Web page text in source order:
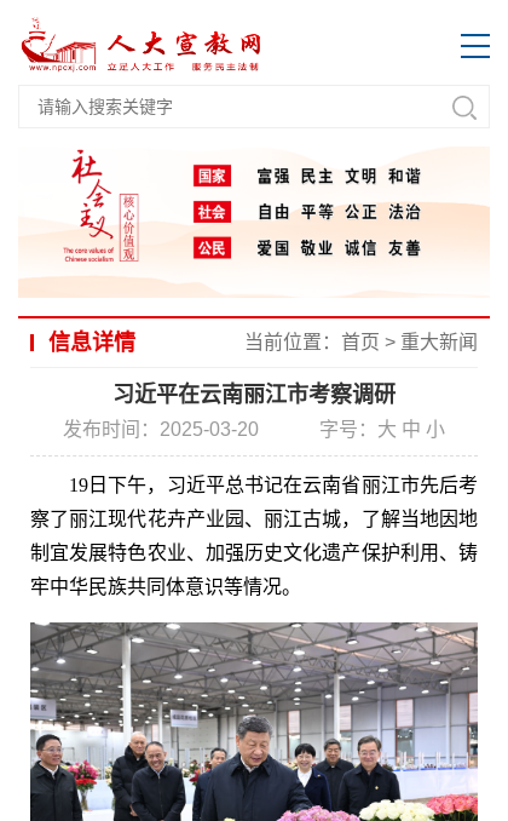
信息详情 当前位置： 首页 > 重大新闻
习近平在云南丽江市考察调研
发布时间：2025-03-20 字号： 大 中 小
19日下午，习近平总书记在云南省丽江市先后考
察了丽江现代花卉产业园、丽江古城，了解当地因地
制宜发展特色农业、加强历史文化遗产保护利用、铸
牢中华民族共同体意识等情况。